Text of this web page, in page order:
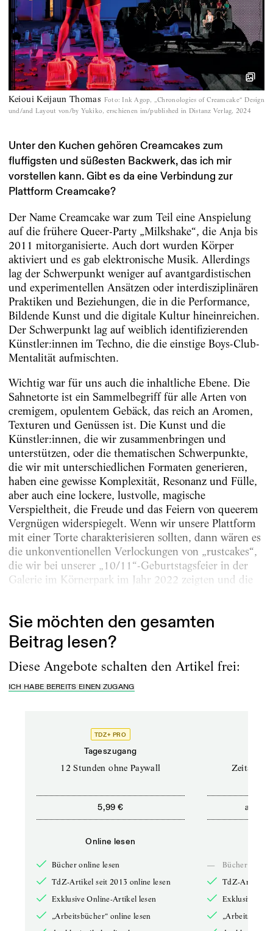
Keioui Keijaun Thomas Foto: Ink Agop, „Chronologies of Creamcake“ Design
und/and Layout von/by Yukiko, erschienen im/published in Distanz Verlag, 2024
Unter den Kuchen gehören Creamcakes zum
fluffigsten und süßesten Backwerk, das ich mir
vorstellen kann. Gibt es da eine Verbindung zur
Plattform Creamcake?
Der Name Creamcake war zum Teil eine Anspielung
auf die frühere Queer-Party „Milkshake“, die Anja bis
2011 mitorganisierte. Auch dort wurden Körper
aktiviert und es gab elektronische Musik. Allerdings
lag der Schwerpunkt weniger auf avantgardistischen
und experimentellen Ansätzen oder interdisziplinären
Praktiken und Beziehungen, die in die Performance,
Bildende Kunst und die digitale Kultur hineinreichen.
Der Schwerpunkt lag auf weiblich identifizierenden
Künstler:innen im Techno, die die einstige Boys-Club-
Mentalität aufmischten.
Wichtig war für uns auch die inhaltliche Ebene. Die
Sahnetorte ist ein Sammelbegriff für alle Arten von
cremigem, opulentem Gebäck, das reich an Aromen,
Texturen und Genüssen ist. Die Kunst und die
Künstler:innen, die wir zusammenbringen und
unterstützen, oder die thematischen Schwerpunkte,
die wir mit unterschiedlichen Formaten generieren,
haben eine gewisse Komplexität, Resonanz und Fülle,
aber auch eine lockere, lustvolle, magische
Verspieltheit, die Freude und das Feiern von queerem
Vergnügen widerspiegelt. Wenn wir unsere Plattform
mit einer Torte charakterisieren sollten, dann wären es
die unkonventionellen Verlockungen von „rustcakes“,
die wir bei unserer „10/11“-Geburtstagsfeier in der
Galerie im Körnerpark im Jahr 2022 zeigten und die
Sie möchten den gesamten
Beitrag lesen?
Diese Angebote schalten den Artikel frei:
ICH HABE BEREITS EINEN ZUGANG
TDZ+ PRO
Tageszugang
12 Stunden ohne Paywall
5,99 €
Online lesen
Bücher online lesen
TdZ-Artikel seit 2013 online lesen
Exklusive Online-Artikel lesen
„Arbeitsbücher“ online lesen
ab
—
Bücher online
TdZ-Artikel
Exklusive